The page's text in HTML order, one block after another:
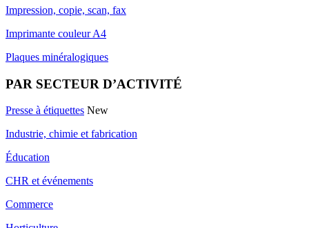
Impression, copie, scan, fax
Imprimante couleur A4
Plaques minéralogiques
PAR SECTEUR D’ACTIVITÉ
Presse à étiquettes New
Industrie, chimie et fabrication
Éducation
CHR et événements
Commerce